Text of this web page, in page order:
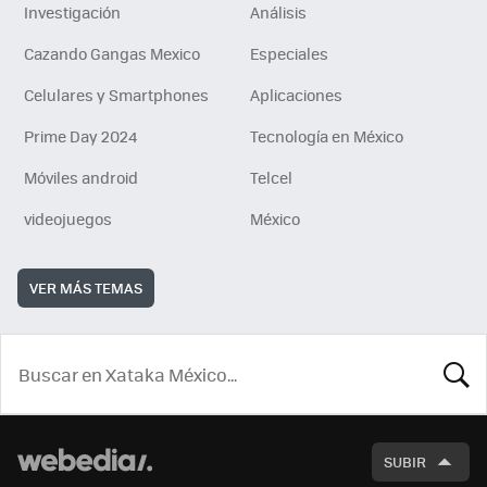
Investigación
Análisis
Cazando Gangas Mexico
Especiales
Celulares y Smartphones
Aplicaciones
Prime Day 2024
Tecnología en México
Móviles android
Telcel
videojuegos
México
VER MÁS TEMAS
SUBIR